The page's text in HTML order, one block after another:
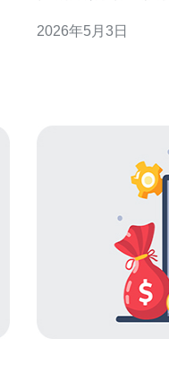
机房，最优方案应在
2026年5月3日